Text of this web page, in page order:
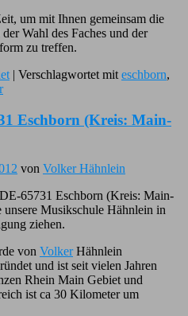
um mit Ihnen gemeinsam die
Wahl des Faches und der
zu treffen.
| Verschlagwortet mit eschborn,
Eschborn (Kreis: Main-
von Volker Hähnlein
65731 Eschborn (Kreis: Main-
Musikschule Hähnlein in
ziehen.
von VolkerHähnlein
und ist seit vielen Jahren
Rhein Main Gebiet und
ist ca 30 Kilometer um